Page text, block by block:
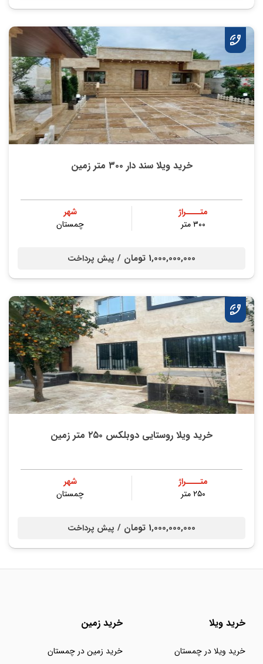
خرید ویلا سند دار ۳۰۰ متر زمین
متــــراژ
۳۰۰ متر
شهر
چمستان
1,000,000,000 تومان / پیش پرداخت
خرید ویلا روستایی دوبلکس ۲۵۰ متر زمین
متــــراژ
۲۵۰ متر
شهر
چمستان
1,000,000,000 تومان / پیش پرداخت
خرید ویلا
خرید ویلا در چمستان
خرید زمین
خرید زمین در چمستان